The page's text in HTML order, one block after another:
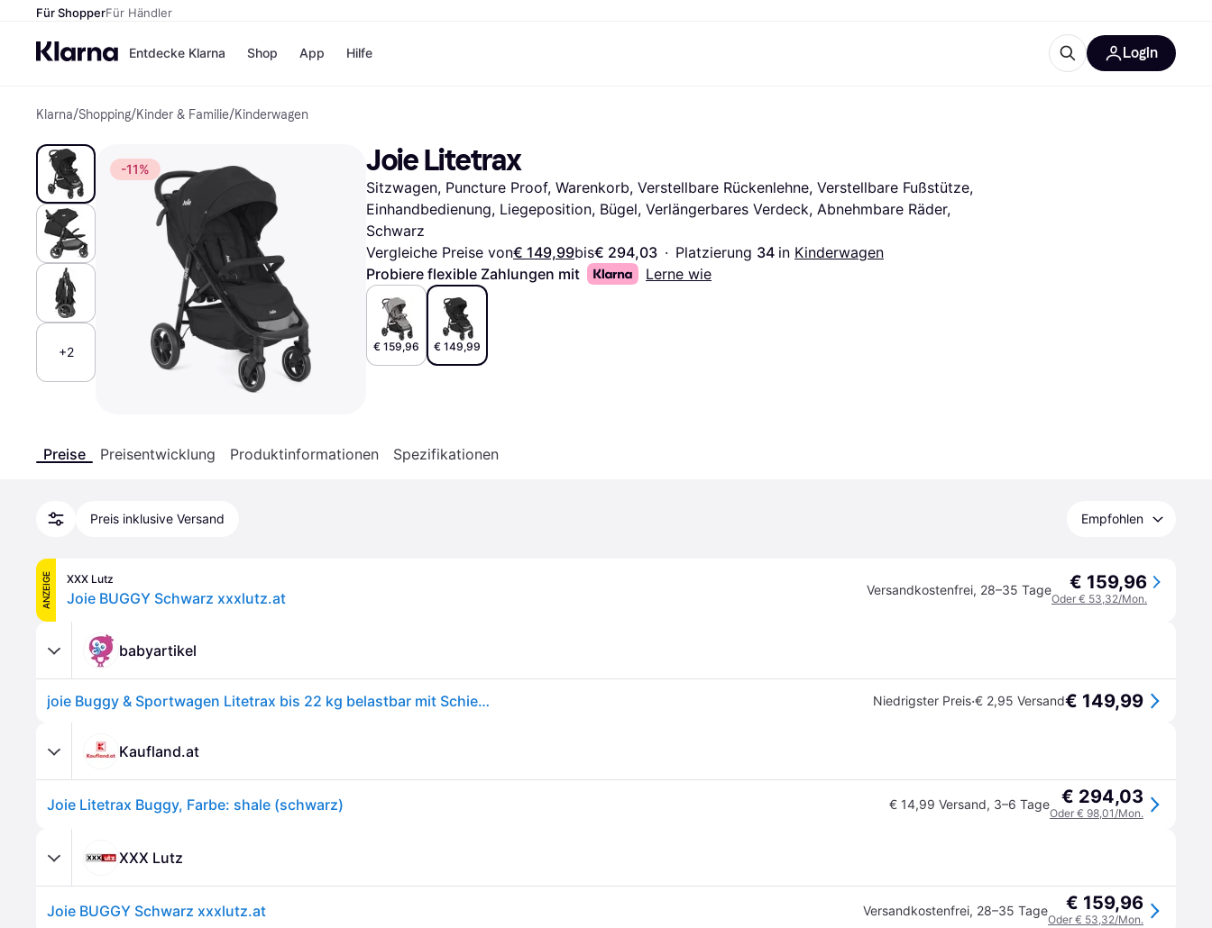
Für ShopperFür Händler
Entdecke Klarna
Zahlungsmethoden
Teilzahlungen
Bezahle in bis zu 30
Tagen
Ratenzahlung
Shops entdecken
Mitgliedschaft
Shop
H&M
Temu
Kaufland.at
Samsung
Alle Shops
Schönheit & Gesundheit
Bekleidung & Accessoires
Spielzeug & Hobbys
Möbel & Haushalt
Computer
Renovierung & Bau
Fahrzeuge & Zubehör
Garten & Außenbereich
Bücher, Filme & Musik
App Hilfe Login
Klarna/Shopping/Kinder & Familie/Kinderwagen
-11%
+2
Joie Litetrax
Sitzwagen, Puncture Proof, Warenkorb, Verstellbare Rückenlehne, Verstellbare Fußstütze,
Einhandbedienung, Liegeposition, Bügel, Verlängerbares Verdeck, Abnehmbare Räder,
Schwarz
Vergleiche Preise von€ 149,99bis€ 294,03 · Platzierung 34 in Kinderwagen
Probiere flexible Zahlungen mit
Lerne wie
€ 159,96 € 149,99
Preise Preisentwicklung Produktinformationen Spezifikationen
Preis inklusive Versand Empfohlen
ANZEIGE XXX Lutz
Joie BUGGY Schwarz xxxlutz.at Versandkostenfrei, 28–35 Tage € 159,96
Oder € 53,32/Mon.
babyartikel
joie Buggy & Sportwagen Litetrax bis 22 kg belastbar mit Schieber-Ablagefach & Regenschutz - Shale Niedrigster Preis·€ 2,95 Versand€ 149,99
Kaufland.at
Joie Litetrax Buggy, Farbe: shale (schwarz) € 14,99 Versand, 3–6 Tage € 294,03
Oder € 98,01/Mon.
XXX Lutz
Joie BUGGY Schwarz xxxlutz.at Versandkostenfrei, 28–35 Tage € 159,96
Oder € 53,32/Mon.